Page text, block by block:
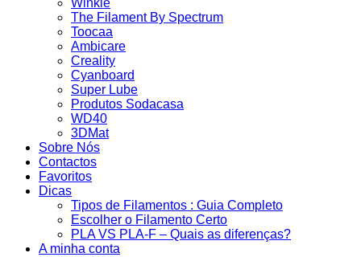
Winkle
The Filament By Spectrum
Toocaa
Ambicare
Creality
Cyanboard
Super Lube
Produtos Sodacasa
WD40
3DMat
Sobre Nós
Contactos
Favoritos
Dicas
Tipos de Filamentos : Guia Completo
Escolher o Filamento Certo
PLA VS PLA-F – Quais as diferenças?
A minha conta